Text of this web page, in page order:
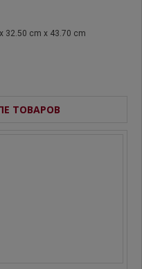
32.50 cm x 43.70 cm
ТОВАРОВ